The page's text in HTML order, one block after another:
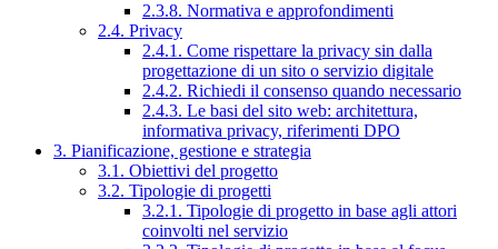
2.3.8. Normativa e approfondimenti
2.4. Privacy
2.4.1. Come rispettare la privacy sin dalla
progettazione di un sito o servizio digitale
2.4.2. Richiedi il consenso quando necessario
2.4.3. Le basi del sito web: architettura,
informativa privacy, riferimenti DPO
3. Pianificazione, gestione e strategia
3.1. Obiettivi del progetto
3.2. Tipologie di progetti
3.2.1. Tipologie di progetto in base agli attori
coinvolti nel servizio